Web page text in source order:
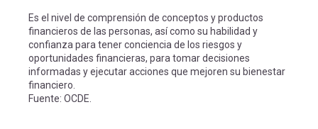
mi
cuenta
[Educarchile
sesión
Regístrate
ayuda
a
la
Es el nivel de comprensión de conceptos y productos
financieros de las personas, así como su habilidad y
confianza para tener conciencia de los riesgos y
oportunidades financieras, para tomar decisiones
informadas y ejecutar acciones que mejoren su bienestar
financiero.
Fuente: OCDE.